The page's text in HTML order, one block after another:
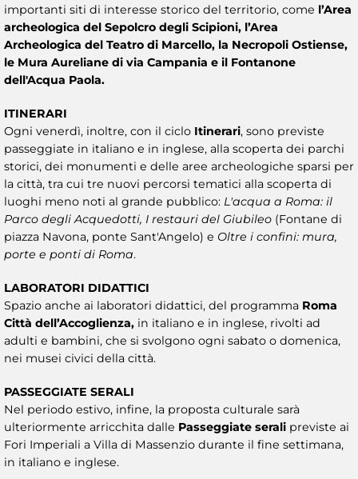
importanti siti di interesse storico del territorio, come l’Area
archeologica del Sepolcro degli Scipioni, l’Area
Archeologica del Teatro di Marcello, la Necropoli Ostiense,
le Mura Aureliane di via Campania e il Fontanone
dell'Acqua Paola.
ITINERARI
Ogni venerdì, inoltre, con il ciclo Itinerari, sono previste
passeggiate in italiano e in inglese, alla scoperta dei parchi
storici, dei monumenti e delle aree archeologiche sparsi per
la città, tra cui tre nuovi percorsi tematici alla scoperta di
luoghi meno noti al grande pubblico: L'acqua a Roma: il
Parco degli Acquedotti, I restauri del Giubileo (Fontane di
piazza Navona, ponte Sant'Angelo) e Oltre i confini: mura,
porte e ponti di Roma.
LABORATORI DIDATTICI
Spazio anche ai laboratori didattici, del programma Roma
Città dell’Accoglienza, in italiano e in inglese, rivolti ad
adulti e bambini, che si svolgono ogni sabato o domenica,
nei musei civici della città.
PASSEGGIATE SERALI
Nel periodo estivo, infine, la proposta culturale sarà
ulteriormente arricchita dalle Passeggiate serali previste ai
Fori Imperiali a Villa di Massenzio durante il fine settimana,
in italiano e inglese.